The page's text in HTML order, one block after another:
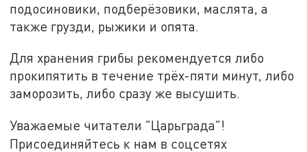
подосиновики, подберёзовики, маслята, а
также грузди, рыжики и опята.
Для хранения грибы рекомендуется либо
прокипятить в течение трёх-пяти минут, либо
заморозить, либо сразу же высушить.
Уважаемые читатели "Царьграда"!
Присоединяйтесь к нам в соцсетях